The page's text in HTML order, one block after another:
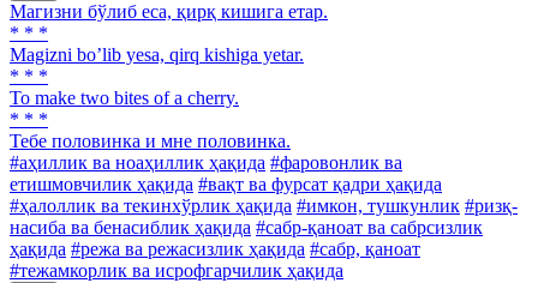
Магизни бўлиб еса, қирқ кишига етар.
* * *
Magizni boʼlib yesa, qirq kishiga yetar.
* * *
To make two bites of a cherry.
* * *
Тебе половинка и мне половинка.
#аҳиллик ва ноаҳиллик ҳақида #фаровонлик ва
етишмовчилик ҳақида #вақт ва фурсат қадри ҳақида
#ҳалоллик ва текинхўрлик ҳақида #имкон, тушкунлик #ризқ-
насиба ва бенасиблик ҳақида #сабр-қаноат ва сабрсизлик
ҳақида #режа ва режасизлик ҳақида #сабр, қаноат
#тежамкорлик ва исрофгарчилик ҳақида